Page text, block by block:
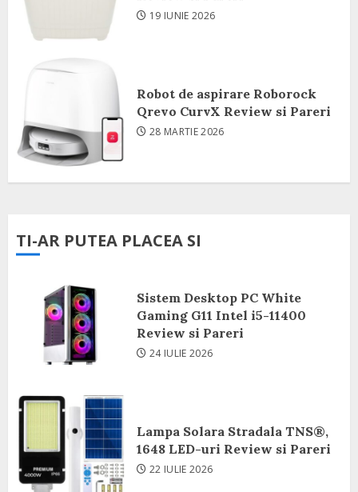
19 IUNIE 2026
Robot de aspirare Roborock
Qrevo CurvX Review si Pareri
28 MARTIE 2026
TI-AR PUTEA PLACEA SI
Sistem Desktop PC White
Gaming G11 Intel i5-11400
Review si Pareri
24 IULIE 2026
Lampa Solara Stradala TNS®,
1648 LED-uri Review si Pareri
22 IULIE 2026